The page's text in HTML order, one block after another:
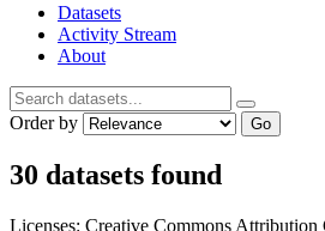
Datasets
Activity Stream
About
Order by Go
30 datasets found
Licenses: Creative Commons Attribution